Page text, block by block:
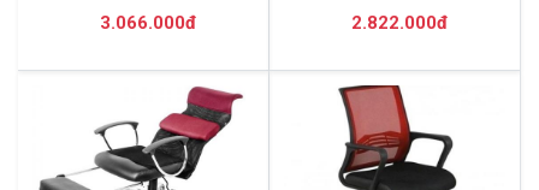
3.066.000đ 2.822.000đ